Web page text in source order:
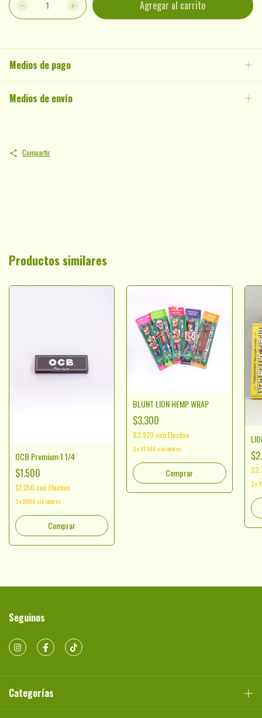
Medios de pago
Medios de envío
Compartir
Productos similares
OCB Premium 1 1/4
$1.500
$1.350 con Efectivo
3x $500 sin interés
BLUNT LION HEMP WRAP
$3.300
$2.970con Efectivo
3x $1.100 sin interés
Comprar
3x
Seguinos
Categorías